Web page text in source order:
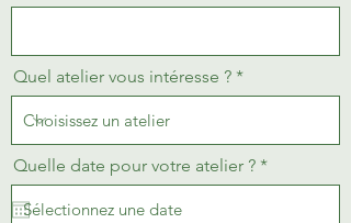
Quel atelier vous intéresse ?
Quelle date pour votre atelier ? *r
e